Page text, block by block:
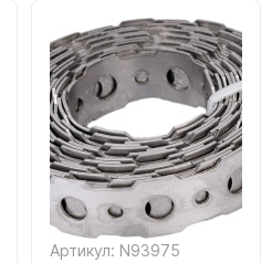
Артикул: N93975